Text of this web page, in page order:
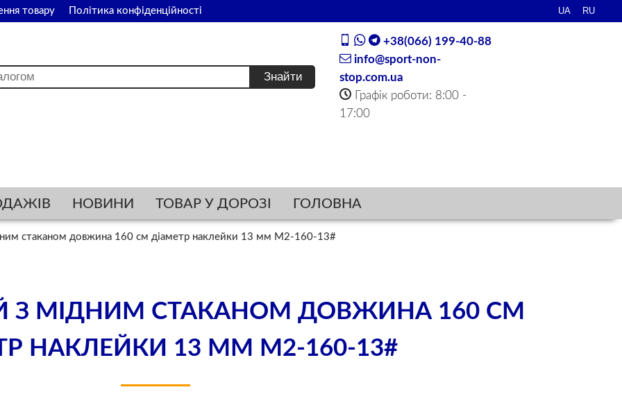
товару Політика конфіденційності
+38(066) 199-40-88
info@sport-non-
stop.com.ua
Графік роботи: 8:00 -
17:00
НОВИНИ ТОВАР У ДОРОЗІ ГОЛОВНА
стаканом довжина 160 см діаметр наклейки 13 мм M2-160-13#
З МІДНИМ СТАКАНОМ ДОВЖИНА 160 СМ
НАКЛЕЙКИ 13 ММ M2-160-13#